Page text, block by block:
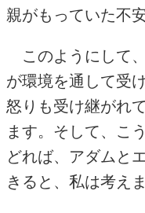
親がもっていた不
このようにして
が環境を通して受
怒りも受け継がれ
ます。そして、こ
どれば、アダムと
きると、私は考えま